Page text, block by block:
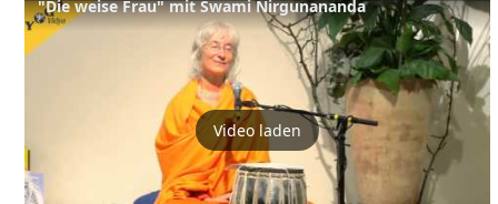
"Die weise Frau" mit Swami Nirgunananda
Video laden